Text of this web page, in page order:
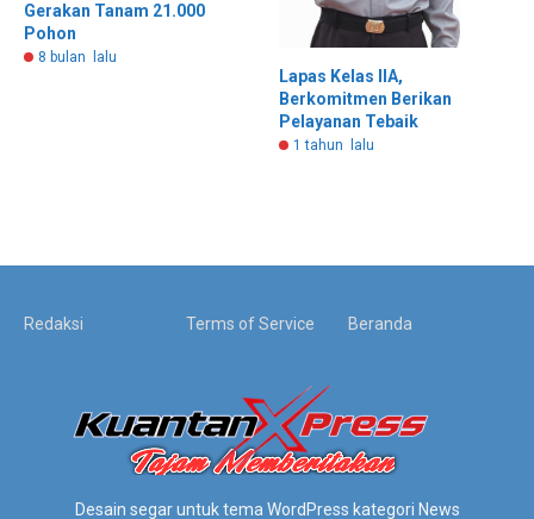
Gerakan Tanam 21.000
Pohon
8 bulan lalu
Lapas Kelas IIA,
Berkomitmen Berikan
Pelayanan Tebaik
1 tahun lalu
Redaksi Terms of Service Beranda
Desain segar untuk tema WordPress kategori News